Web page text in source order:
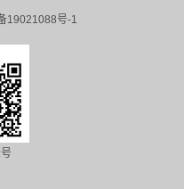
19021088号-1